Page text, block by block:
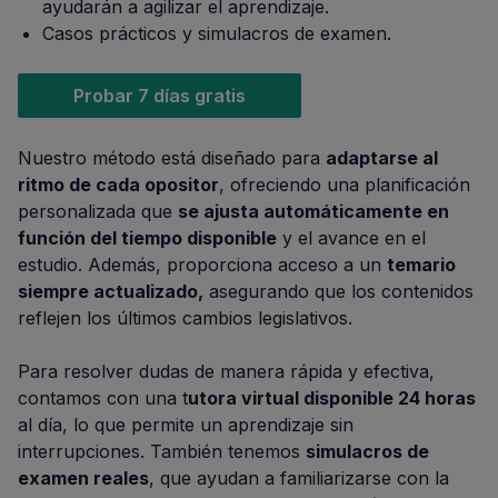
ayudarán a agilizar el aprendizaje.
Casos prácticos y simulacros de examen.
Probar 7 días gratis
Nuestro método está diseñado para adaptarse al
ritmo de cada opositor, ofreciendo una planificación
personalizada que se ajusta automáticamente en
función del tiempo disponible y el avance en el
estudio. Además, proporciona acceso a un temario
siempre actualizado, asegurando que los contenidos
reflejen los últimos cambios legislativos.
Para resolver dudas de manera rápida y efectiva,
contamos con una tutora virtual disponible 24 horas
al día, lo que permite un aprendizaje sin
interrupciones. También tenemos simulacros de
examen reales, que ayudan a familiarizarse con la